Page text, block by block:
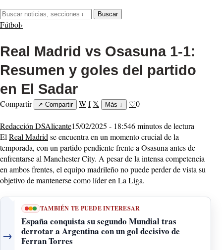
Buscar:
Buscar
Fútbol›
Real Madrid vs Osasuna 1-1:
Resumen y goles del partido
en El Sadar
Compartir ↗ Compartir Wf 𝕏 Más ↓ ♡0
Redacción DSAlicante15/02/2025 - 18:546 minutos de lectura
ElReal Madridse encuentra en un momento crucial de la
temporada, con un partido pendiente frente a Osasuna antes de
enfrentarse al Manchester City. A pesar de la intensa competencia
en ambos frentes, el equipo madrileño no puede perder de vista su
objetivo de mantenerse como líder en La Liga.
→
TAMBIÉN TE PUEDE INTERESAR
España conquista su segundo Mundial tras
derrotar a Argentina con un gol decisivo de
Ferran Torres